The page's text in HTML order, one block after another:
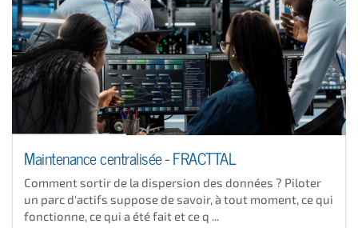
Maintenance centralisée - FRACTTAL
Comment sortir de la dispersion des données ? Piloter
un parc d'actifs suppose de savoir, à tout moment, ce qui
fonctionne, ce qui a été fait et ce q ...